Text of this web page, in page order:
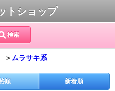
トショップ
検索
＞ ムラサキ系
順 新着順